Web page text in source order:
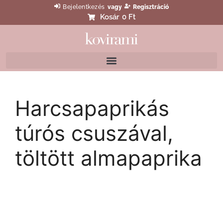
Bejelentkezés vagy Regisztráció
Kosár 0 Ft
Harcsapaprikás
túrós csuszával,
töltött almapaprika